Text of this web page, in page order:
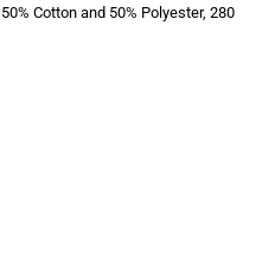
Cotton and 50% Polyester, 280